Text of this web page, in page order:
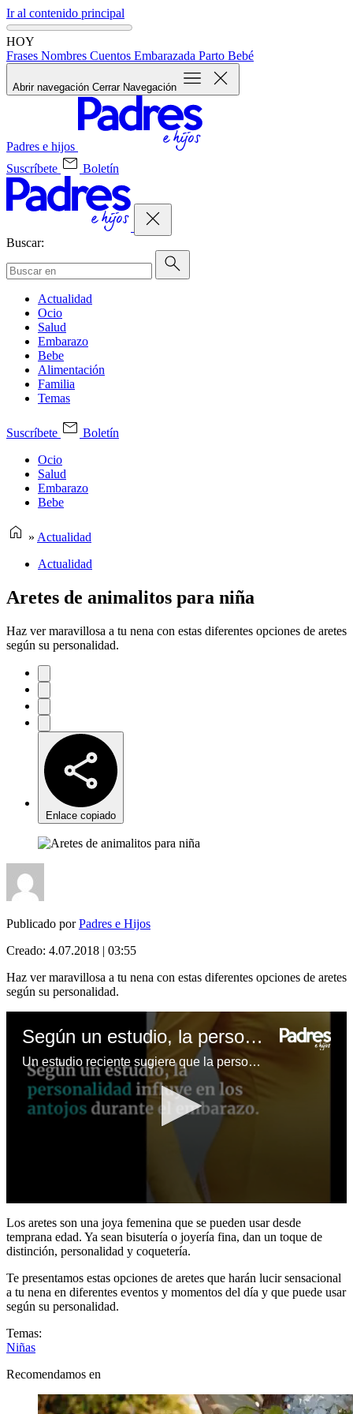
Ir al contenido principal
HOY
Frases Nombres Cuentos Embarazada Parto Bebé
Abrir navegación Cerrar Navegación
Padres e hijos
Suscríbete
Boletín
Buscar:
Actualidad
Ocio
Salud
Embarazo
Bebe
Alimentación
Familia
Temas
Suscríbete
Boletín
Ocio
Salud
Embarazo
Bebe
» Actualidad
Actualidad
Aretes de animalitos para niña
Haz ver maravillosa a tu nena con estas diferentes opciones de aretes
según su personalidad.
Enlace copiado
Publicado porPadres e Hijos
Creado: 4.07.2018 | 03:55
Haz ver maravillosa a tu nena con estas diferentes opciones de aretes
según su personalidad.
Según un estudio, la personalidad influye en los antojos durante el embarazo
Un estudio reciente sugiere que la personalidad podría influir en los antojos durante el embarazo. Descubre qué han encontrado los investigadores y por qué no todas las embarazadas los viven igual.
seconds
of
55
seconds
Los aretes son una joya femenina que se pueden usar desde
temprana edad. Ya sean bisutería o joyería fina, dan un toque de
distinción, personalidad y coquetería.
Te presentamos estas opciones de aretes que harán lucir sensacional
a tu nena en diferentes eventos y momentos del día y que puede usar
según su personalidad.
Temas:
Niñas
Recomendamos en